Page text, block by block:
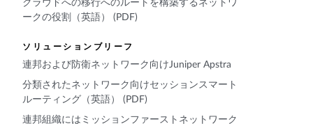
クラウドへの移行へのルートを構築するネットワ
ークの役割（英語） (PDF)
ソリューションブリーフ
連邦および防衛ネットワーク向けJuniper Apstra
分類されたネットワーク向けセッションスマート
ルーティング（英語） (PDF)
連邦組織にはミッションファーストネットワーク